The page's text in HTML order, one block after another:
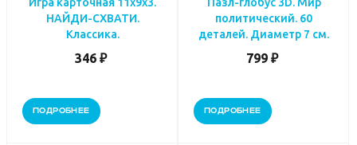
НАЙДИ-СХВАТИ.
Классика.
346 ₽
ПОДРОБНЕЕ
политический. 60
деталей. Диаметр 7 см.
799 ₽
ПОДРОБНЕЕ